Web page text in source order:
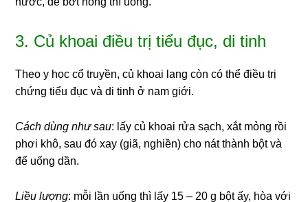
3. Củ khoai điều trị tiểu đục, di tinh
Theo y học cổ truyền, củ khoai lang còn có thể điều trị
chứng tiểu đục và di tinh ở nam giới.
Cách dùng như sau: lấy củ khoai rửa sạch, xắt mỏng rồi
phơi khô, sau đó xay (giã, nghiền) cho nát thành bột và
để uống dần.
Liều lượng: mỗi lần uống thì lấy 15 – 20 g bột ấy, hòa với